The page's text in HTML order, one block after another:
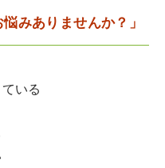
みありませんか？」
いる